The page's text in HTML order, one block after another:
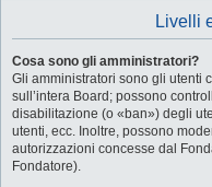
Livelli
Cosa sono gli amministratori?
Gli amministratori sono gli utenti
sull’intera Board; possono
disabilitazione (o «ban») degli
utenti, ecc. Inoltre, possono
autorizzazioni concesse dal
Fondatore).